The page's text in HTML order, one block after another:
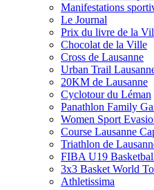
Manifestations
Le Journal
Prix du livre de la
Chocolat de la Ville
Cross de Lausanne
Urban Trail
20KM de Lausanne
Cyclotour du Léman
Panathlon Family
Women Sport
Course Lausanne
Triathlon de
FIBA U19
3x3 Basket World
Athletissima